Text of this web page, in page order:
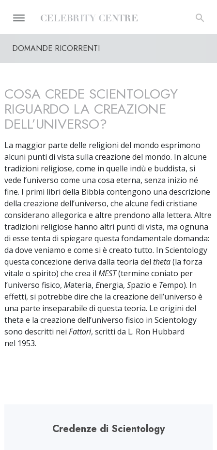
DOMANDE RICORRENTI
COSA CREDE SCIENTOLOGY
RIGUARDO LA CREAZIONE
DELL’UNIVERSO?
La maggior parte delle religioni del mondo esprimono
alcuni punti di vista sulla creazione del mondo. In alcune
tradizioni religiose, come in quelle indù e buddista, si
vede l’universo come una cosa eterna, senza inizio né
fine. I primi libri della Bibbia contengono una descrizione
della creazione dell’universo, che alcune fedi cristiane
considerano allegorica e altre prendono alla lettera. Altre
tradizioni religiose hanno altri punti di vista, ma ognuna
di esse tenta di spiegare questa fondamentale domanda:
da dove veniamo e come si è creato tutto. In Scientology
questa concezione deriva dalla teoria del theta(la forza
vitale o spirito) che crea il MEST(termine coniato per
l’universo fisico, Materia, Energia, Spazio e Tempo). In
effetti, si potrebbe dire che la creazione dell’universo è
una parte inseparabile di questa teoria. Le origini del
theta e la creazione dell’universo fisico in Scientology
sono descritti nei Fattori, scritti da L. Ron Hubbard
nel 1953.
Credenze di Scientology